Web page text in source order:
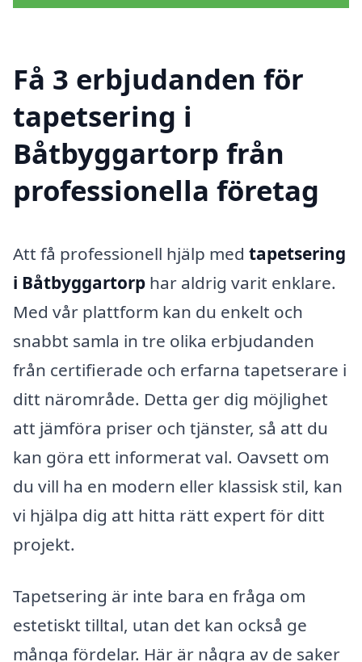
Få 3 erbjudanden för
tapetsering i
Båtbyggartorp från
professionella företag
Att få professionell hjälp med tapetsering
i Båtbyggartorp har aldrig varit enklare.
Med vår plattform kan du enkelt och
snabbt samla in tre olika erbjudanden
från certifierade och erfarna tapetserare i
ditt närområde. Detta ger dig möjlighet
att jämföra priser och tjänster, så att du
kan göra ett informerat val. Oavsett om
du vill ha en modern eller klassisk stil, kan
vi hjälpa dig att hitta rätt expert för ditt
projekt.
Tapetsering är inte bara en fråga om
estetiskt tilltal, utan det kan också ge
många fördelar. Här är några av de saker